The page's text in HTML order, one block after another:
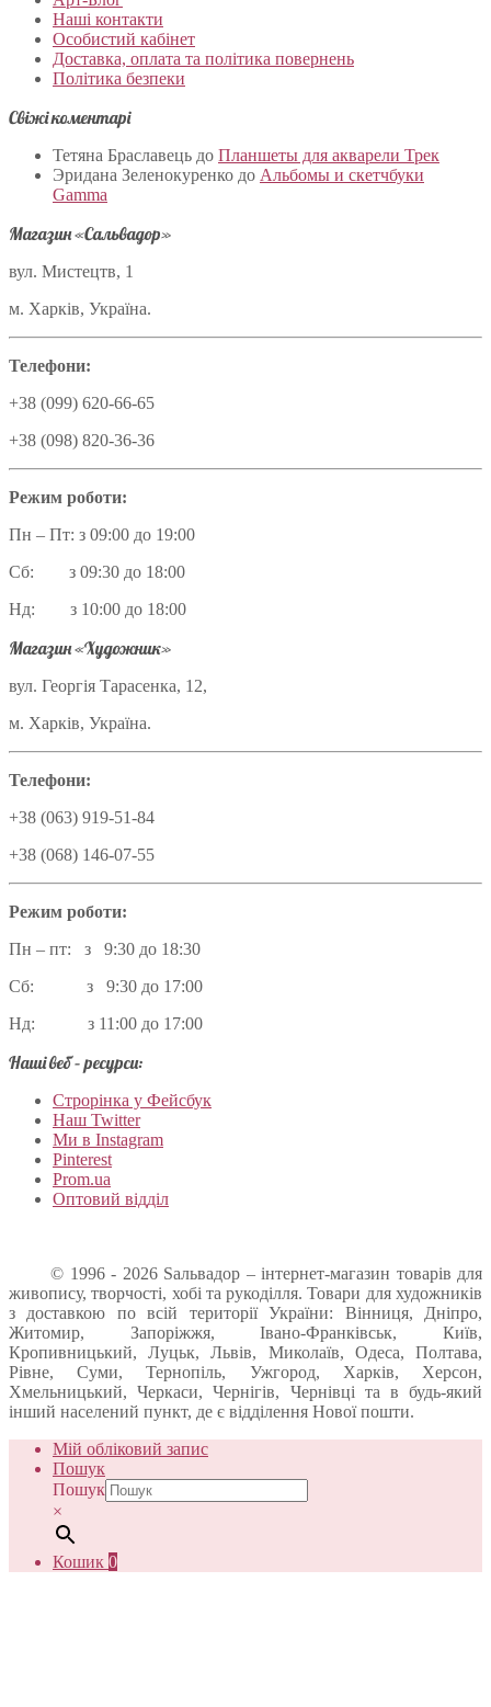
Наші контакти
Особистий кабінет
Доставка, оплата та політика повернень
Політика безпеки
Свіжі коментарі
Тетяна Браславець до Планшеты для акварели Трек
Эридана Зеленокуренко до Альбомы и скетчбуки
Gamma
Магазин «Сальвадор»
вул. Мистецтв, 1
м. Харків, Україна.
Телефони:
+38 (099) 620-66-65
+38 (098) 820-36-36
Режим роботи:
Пн – Пт: з 09:00 до 19:00
Сб: з 09:30 до 18:00
Нд: з 10:00 до 18:00
Магазин «Художник»
вул. Георгія Тарасенка, 12,
м. Харків, Україна.
Телефони:
+38 (063) 919-51-84
+38 (068) 146-07-55
Режим роботи:
Пн – пт: з 9:30 до 18:30
Сб: з 9:30 до 17:00
Нд: з 11:00 до 17:00
Наші веб – ресурси:
Строрінка у Фейсбук
Наш Twitter
Ми в Instagram
Pinterest
Prom.ua
Оптовий відділ
© 1996 - 2026 Sальвадор – інтернет-магазин товарів для
живопису, творчості, хобі та рукоділля. Товари для художників
з доставкою по всій території України: Вінниця, Дніпро,
Житомир, Запоріжжя, Івано-Франківськ, Київ,
Кропивницький, Луцьк, Львів, Миколаїв, Одеса, Полтава,
Рівне, Суми, Тернопіль, Ужгород, Харків, Херсон,
Хмельницький, Черкаси, Чернігів, Чернівці та в будь-який
інший населений пункт, де є відділення Нової пошти.
Мій обліковий запис
Пошук
Пошук
×
Кошик 0